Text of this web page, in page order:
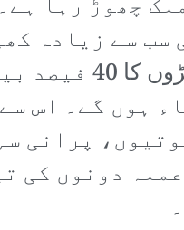
چھوڑ رہا
نیشنل انسٹیٹیوٹ آف
ہوں گے۔ اس
پرانی
دونوں کی